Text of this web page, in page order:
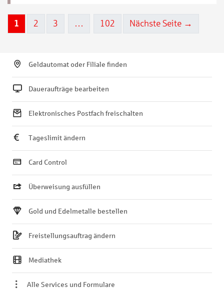
1 2 3 … 102 Nächste Seite →
Geldautomat oder Filiale finden
Daueraufträge bearbeiten
Elektronisches Postfach freischalten
Tageslimit ändern
Card Control
Überweisung ausfüllen
Gold und Edelmetalle bestellen
Freistellungsauftrag ändern
Mediathek
Alle Services und Formulare